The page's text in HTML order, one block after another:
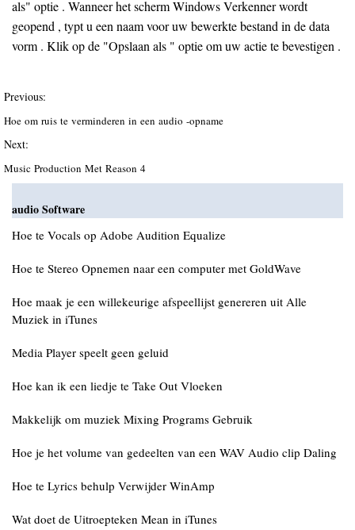
als" optie . Wanneer het scherm Windows Verkenner wordt
geopend , typt u een naam voor uw bewerkte bestand in de data
vorm . Klik op de "Opslaan als " optie om uw actie te bevestigen .
Previous:
Hoe om ruis te verminderen in een audio -opname
Next:
Music Production Met Reason 4
audio Software
Hoe te Vocals op Adobe Audition Equalize
Hoe te Stereo Opnemen naar een computer met GoldWave
Hoe maak je een willekeurige afspeellijst genereren uit Alle
Muziek in iTunes
Media Player speelt geen geluid
Hoe kan ik een liedje te Take Out Vloeken
Makkelijk om muziek Mixing Programs Gebruik
Hoe je het volume van gedeelten van een WAV Audio clip Daling
Hoe te Lyrics behulp Verwijder WinAmp
Wat doet de Uitroepteken Mean in iTunes